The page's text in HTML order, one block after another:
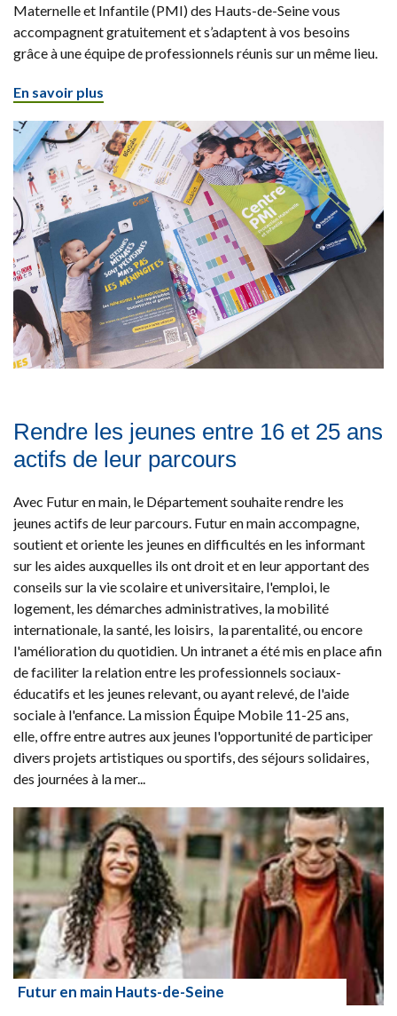
Maternelle et Infantile (PMI) des Hauts-de-Seine vous
accompagnent gratuitement et s’adaptent à vos besoins
grâce à une équipe de professionnels réunis sur un même lieu.
En savoir plus
Rendre les jeunes entre 16 et 25 ans
actifs de leur parcours
Avec Futur en main, le Département souhaite rendre les
jeunes actifs de leur parcours. Futur en main accompagne,
soutient et oriente les jeunes en difficultés en les informant
sur les aides auxquelles ils ont droit et en leur apportant des
conseils sur la vie scolaire et universitaire, l'emploi, le
logement, les démarches administratives, la mobilité
internationale, la santé, les loisirs, la parentalité, ou encore
l'amélioration du quotidien. Un intranet a été mis en place afin
de faciliter la relation entre les professionnels sociaux-
éducatifs et les jeunes relevant, ou ayant relevé, de l'aide
sociale à l'enfance. La mission Équipe Mobile 11-25 ans,
elle, offre entre autres aux jeunes l'opportunité de participer
divers projets artistiques ou sportifs, des séjours solidaires,
des journées à la mer...
Futur en main Hauts-de-Seine